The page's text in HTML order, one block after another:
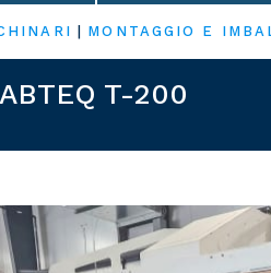
MONTAGGIO E
T-200